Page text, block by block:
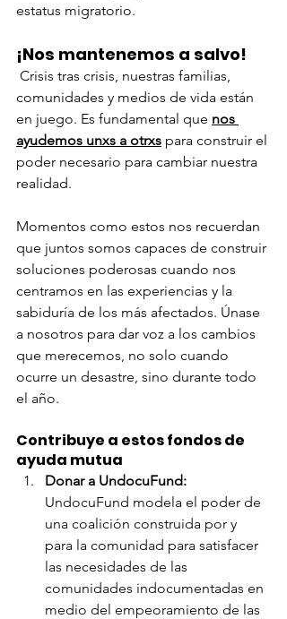
estatus migratorio.
¡Nos mantenemos a salvo!
comunidades y medios de vida están
en juego. Es fundamental que nos
ayudemos unxs a otrxs para construir el
poder necesario para cambiar nuestra
realidad.
Momentos como estos nos recuerdan
que juntos somos capaces de construir
soluciones poderosas cuando nos
centramos en las experiencias y la
sabiduría de los más afectados. Únase
a nosotros para dar voz a los cambios
que merecemos, no solo cuando
ocurre un desastre, sino durante todo
el año.
Contribuye a estos fondos de
ayuda mutua
Donar a UndocuFund:
UndocuFund modela el poder de
una coalición construida por y
para la comunidad para satisfacer
las necesidades de las
comunidades indocumentadas en
medio del empeoramiento de las